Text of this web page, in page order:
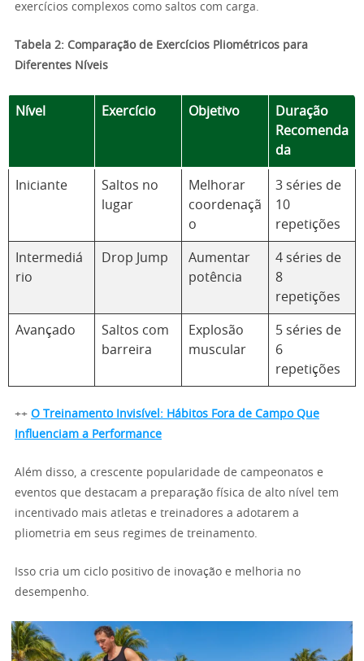
exercícios complexos como saltos com carga.
Tabela 2: Comparação de Exercícios Pliométricos para
Diferentes Níveis
Nível Exercício Objetivo
Duração
Recomenda
da
Iniciante
Saltos no
lugar
Melhorar
coordenaçã
o
3 séries de
10
repetições
Intermediá
rio
Drop Jump
Aumentar
potência
4 séries de
8
repetições
Avançado
Saltos com
barreira
Explosão
muscular
5 séries de
6
repetições
++ O Treinamento Invisível: Hábitos Fora de Campo Que
Influenciam a Performance
Além disso, a crescente popularidade de campeonatos e
eventos que destacam a preparação física de alto nível tem
incentivado mais atletas e treinadores a adotarem a
pliometria em seus regimes de treinamento.
Isso cria um ciclo positivo de inovação e melhoria no
desempenho.